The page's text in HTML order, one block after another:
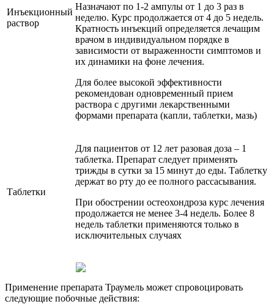
Инъекционный
раствор
Назначают по 1-2 ампулы от 1 до 3 раз в
неделю. Курс продолжается от 4 до 5 недель.
Кратность инъекций определяется лечащим
врачом в индивидуальном порядке в
зависимости от выраженности симптомов и
их динамики на фоне лечения.
Для более высокой эффективности
рекомендован одновременный прием
раствора с другими лекарственными
формами препарата (капли, таблетки, мазь)
Таблетки
Для пациентов от 12 лет разовая доза – 1
таблетка. Препарат следует применять
трижды в сутки за 15 минут до еды. Таблетку
держат во рту до ее полного рассасывания.
При обострении остеохондроза курс лечения
продолжается не менее 3-4 недель. Более 8
недель таблетки применяются только в
исключительных случаях
Применение препарата Траумель может спровоцировать
следующие побочные действия: